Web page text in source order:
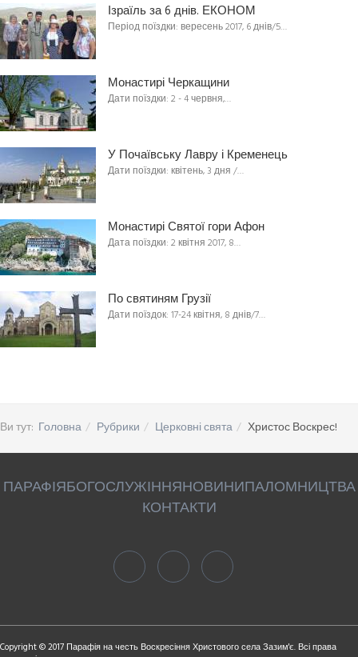
Ізраїль за 6 днів. ЕКОНОМ
Період поїздки: вересень 2017, 6 днів/5…
Монастирі Черкащини
Дати поїздки: 2 - 4 червня,…
У Почаївську Лавру і Кременець
Дати поїздки: квітень, 3 дня /…
Монастирі Святої гори Афон
Дата поїздки: 2 квітня 2017, 8…
По святиням Грузії
Дати поїздок: 17-24 квітня, 8 днів/7…
Ви тут: Головна Рубрики Церковні свята Христос Воскрес!
ПАРАФІЯБОГОСЛУЖІННЯНОВИНИПАЛОМНИЦТВА
КОНТАКТИ
Copyright © 2017 Парафія на честь Воскресіння Христового села Зазим'є. Всі права